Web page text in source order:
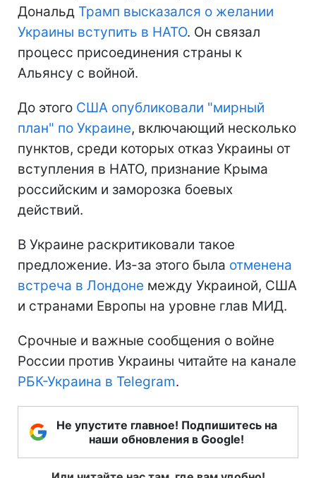
Дональд Трамп высказался о желании
Украины вступить в НАТО. Он связал
процесс присоединения страны к
Альянсу с войной.
До этого США опубликовали "мирный
план" по Украине, включающий несколько
пунктов, среди которых отказ Украины от
вступления в НАТО, признание Крыма
российским и заморозка боевых
действий.
В Украине раскритиковали такое
предложение. Из-за этого была отменена
встреча в Лондоне между Украиной, США
и странами Европы на уровне глав МИД.
Срочные и важные сообщения о войне
России против Украины читайте на канале
РБК-Украина в Telegram.
Не упустите главное! Подпишитесь на
наши обновления в Google!